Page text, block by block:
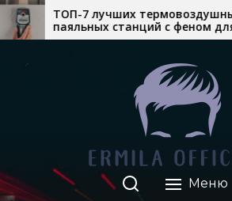
Перейти
термовоздушных
с феном для
Меню